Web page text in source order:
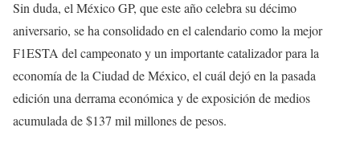
Sin duda, el México GP, que este año celebra su décimo
aniversario, se ha consolidado en el calendario como la mejor
F1ESTA del campeonato y un importante catalizador para la
economía de la Ciudad de México, el cuál dejó en la pasada
edición una derrama económica y de exposición de medios
acumulada de $137 mil millones de pesos.